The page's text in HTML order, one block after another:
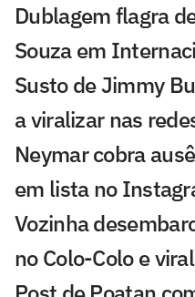
Dublagem flagra
Souza em
Susto de Jimmy
a viralizar nas
Neymar cobra
em lista no
Vozinha
no Colo-Colo e